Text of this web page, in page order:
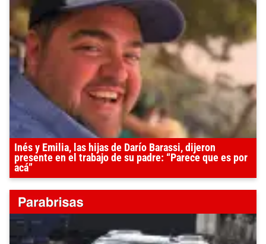
Inés y Emilia, las hijas de Darío Barassi, dijeron
presente en el trabajo de su padre: “Parece que es por
acá”